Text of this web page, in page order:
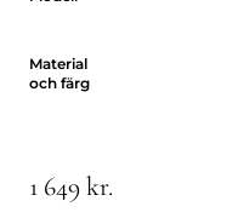
Material
och färg
1 649 kr.